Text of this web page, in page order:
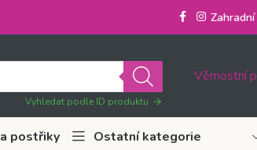
Vyhledat podle ID produktu
Věrnostní
postřiky Ostatní kategorie